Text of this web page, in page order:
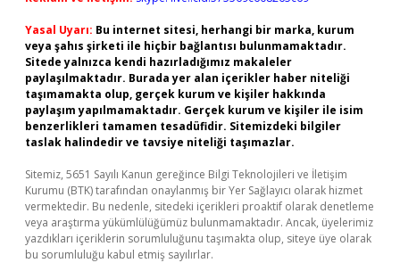
Yasal Uyarı: Bu internet sitesi, herhangi bir marka, kurum
veya şahıs şirketi ile hiçbir bağlantısı bulunmamaktadır.
Sitede yalnızca kendi hazırladığımız makaleler
paylaşılmaktadır. Burada yer alan içerikler haber niteliği
taşımamakta olup, gerçek kurum ve kişiler hakkında
paylaşım yapılmamaktadır. Gerçek kurum ve kişiler ile isim
benzerlikleri tamamen tesadüfidir. Sitemizdeki bilgiler
taslak halindedir ve tavsiye niteliği taşımazlar.
Sitemiz, 5651 Sayılı Kanun gereğince Bilgi Teknolojileri ve İletişim
Kurumu (BTK) tarafından onaylanmış bir Yer Sağlayıcı olarak hizmet
vermektedir. Bu nedenle, sitedeki içerikleri proaktif olarak denetleme
veya araştırma yükümlülüğümüz bulunmamaktadır. Ancak, üyelerimiz
yazdıkları içeriklerin sorumluluğunu taşımakta olup, siteye üye olarak
bu sorumluluğu kabul etmiş sayılırlar.